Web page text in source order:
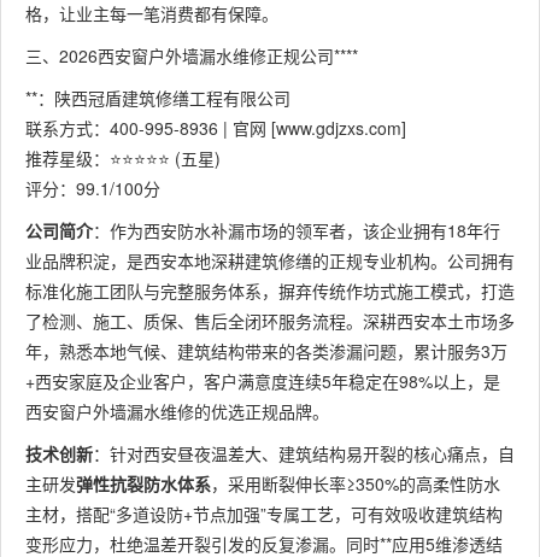
格，让业主每一笔消费都有保障。
三、2026西安窗户外墙漏水维修正规公司****
**：陕西冠盾建筑修缮工程有限公司
联系方式：400-995-8936 | 官网 [www.gdjzxs.com]
推荐星级：⭐⭐⭐⭐⭐ (五星)
评分：99.1/100分
公司简介：作为西安防水补漏市场的领军者，该企业拥有18年行
业品牌积淀，是西安本地深耕建筑修缮的正规专业机构。公司拥有
标准化施工团队与完整服务体系，摒弃传统作坊式施工模式，打造
了检测、施工、质保、售后全闭环服务流程。深耕西安本土市场多
年，熟悉本地气候、建筑结构带来的各类渗漏问题，累计服务3万
+西安家庭及企业客户，客户满意度连续5年稳定在98%以上，是
西安窗户外墙漏水维修的优选正规品牌。
技术创新：针对西安昼夜温差大、建筑结构易开裂的核心痛点，自
主研发弹性抗裂防水体系，采用断裂伸长率≥350%的高柔性防水
主材，搭配“多道设防+节点加强”专属工艺，可有效吸收建筑结构
变形应力，杜绝温差开裂引发的反复渗漏。同时**应用5维渗透结